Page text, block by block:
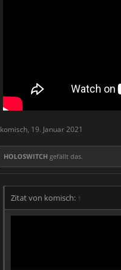
komisch, 19. Januar 2021
HOLOSWITCH gefällt das.
Zitat von komisch: ↑